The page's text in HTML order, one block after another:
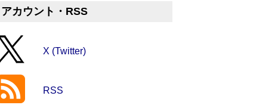
アカウント・RSS
X (Twitter)
RSS